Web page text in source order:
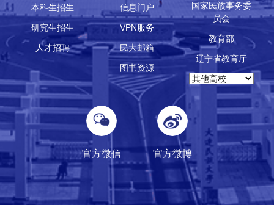
本科生招生
研究生招生
人才招聘
信息门户
VPN服务
民大邮箱
图书资源
国家民族事务委
员会
教育部
辽宁省教育厅
官方微信 官方微博